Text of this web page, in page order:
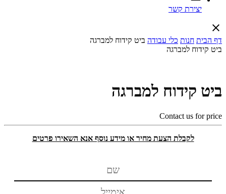
יצירת קשר
דף הבית חנות כלי עבודה ביט קידוח למברגה
ביט קידוח למברגה
ביט קידוח למברגה
Contact us for price
לקבלת הצעת מחיר או מידע נוסף אנא השאירו פרטים